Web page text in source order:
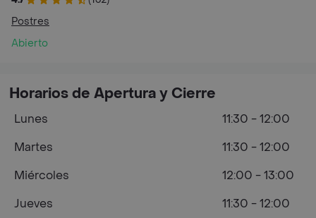
Postres
Abierto
Horarios de Apertura y Cierre
Lunes
11:30 - 12:00
Martes
11:30 - 12:00
Miércoles
12:00 - 13:00
Jueves
11:30 - 12:00